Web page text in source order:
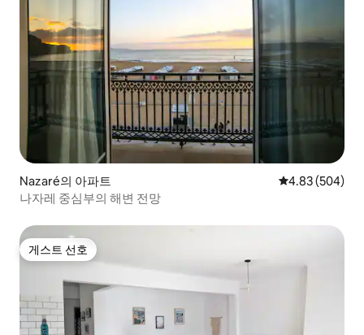
Nazaré의 아파트 평점 4.83점(5
4.83 (504)
나자레 중심부의 해변 전망
게스트 선호
게스트 선호